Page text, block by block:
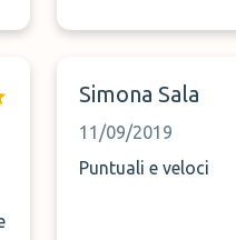
Simona Sala
11/09/2019
Puntuali e veloci